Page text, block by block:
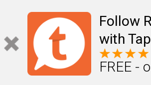
Follow
with
FREE -